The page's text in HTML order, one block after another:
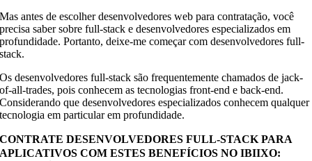
Mas antes de escolher desenvolvedores web para contratação, você
precisa saber sobre full-stack e desenvolvedores especializados em
profundidade. Portanto, deixe-me começar com desenvolvedores full-
stack.
Os desenvolvedores full-stack são frequentemente chamados de jack-
of-all-trades, pois conhecem as tecnologias front-end e back-end.
Considerando que desenvolvedores especializados conhecem qualquer
tecnologia em particular em profundidade.
CONTRATE DESENVOLVEDORES FULL-STACK PARA
APLICATIVOS COM ESTES BENEFÍCIOS NO IBIIXO: